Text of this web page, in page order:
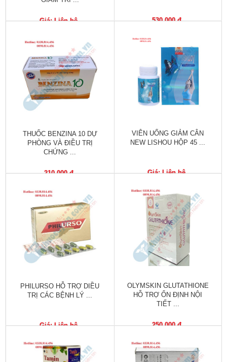
Kháng
Nhiễm
Tai,
Mũi,
Họng,
Hô
Chống
viêm,
nề,
ứng
Hỗ
tiểu
đường
của
bé
Chuyên
Tin
Giá: Liên hệ 530,000 đ
THUỐC BENZINA 10 DỰ
PHÒNG VÀ ĐIỀU TRỊ
CHỨNG ...
210,000 đ
VIÊN UỐNG GIẢM CÂN
NEW LISHOU HỘP 45 ...
Giá: Liên hệ
PHILURSO HỖ TRỢ DIỀU
TRỊ CÁC BỆNH LÝ ...
Giá: Liên hệ
OLYMSKIN GLUTATHIONE
HỖ TRỢ ỔN ĐỊNH NỘI
TIẾT ...
250,000 đ